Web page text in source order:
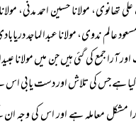
مولانا حسین احمد مدنی، مولانا
عالم ندوی، مولانا عبدالماجد
جمع کی گئی ہیں جن میں مولانا
ہے جس کی تلاش اور دست یابی اس
ذرا مشکل معاملہ ہے اور اس کی